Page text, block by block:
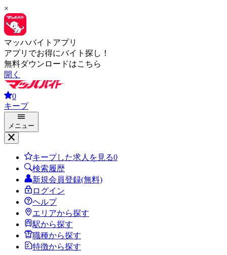
×
マッハバイトアプリ
アプリでお得にバイト探し！
無料ダウンロードはこちら
開く
0
キープ
メニュー
キープした求人を見る0
検索履歴
新規会員登録(無料)
ログイン
ヘルプ
エリアから探す
駅から探す
職種から探す
特徴から探す